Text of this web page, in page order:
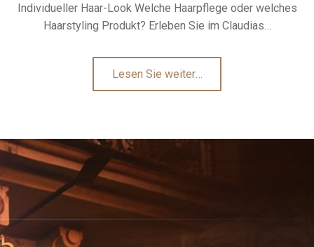
Individueller Haar-Look Welche Haarpflege oder welches
Haarstyling Produkt? Erleben Sie im Claudias…
Lesen Sie weiter"Haarpflege
&
…